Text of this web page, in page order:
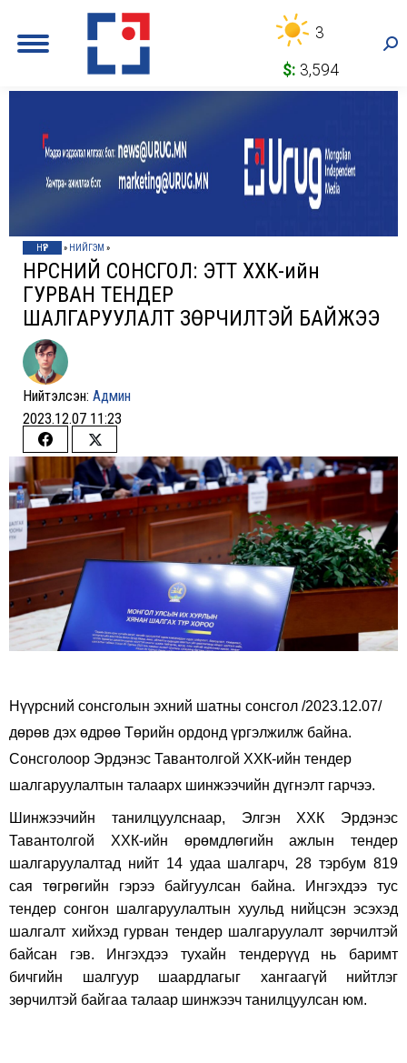
3
$: 3,594
НҮҮР » НИЙГЭМ »
НҮҮРСНИЙ СОНСГОЛ: ЭТТ ХХК-ийн
ГУРВАН ТЕНДЕР
ШАЛГАРУУЛАЛТ ЗӨРЧИЛТЭЙ БАЙЖЭЭ
Нийтэлсэн: Админ
2023.12.07 11:23
Share
on
Facebook
Share
on
Twitter
Нүүрсний сонсголын эхний шатны сонсгол /2023.12.07/
дөрөв дэх өдрөө Төрийн ордонд үргэлжилж байна.
Сонсголоор Эрдэнэс Тавантолгой ХХК-ийн тендер
шалгаруулалтын талаарх шинжээчийн дүгнэлт гарчээ.
Шинжээчийн танилцуулснаар, Элгэн ХХК Эрдэнэс
Тавантолгой ХХК-ийн өрөмдлөгийн ажлын тендер
шалгаруулалтад нийт 14 удаа шалгарч, 28 тэрбум 819
сая төгрөгийн гэрээ байгуулсан байна. Ингэхдээ тус
тендер сонгон шалгаруулалтын хуульд нийцсэн эсэхэд
шалгалт хийхэд гурван тендер шалгаруулалт зөрчилтэй
байсан гэв. Ингэхдээ тухайн тендерүүд нь баримт
бичгийн шалгуур шаардлагыг хангаагүй нийтлэг
зөрчилтэй байгаа талаар шинжээч танилцуулсан юм.